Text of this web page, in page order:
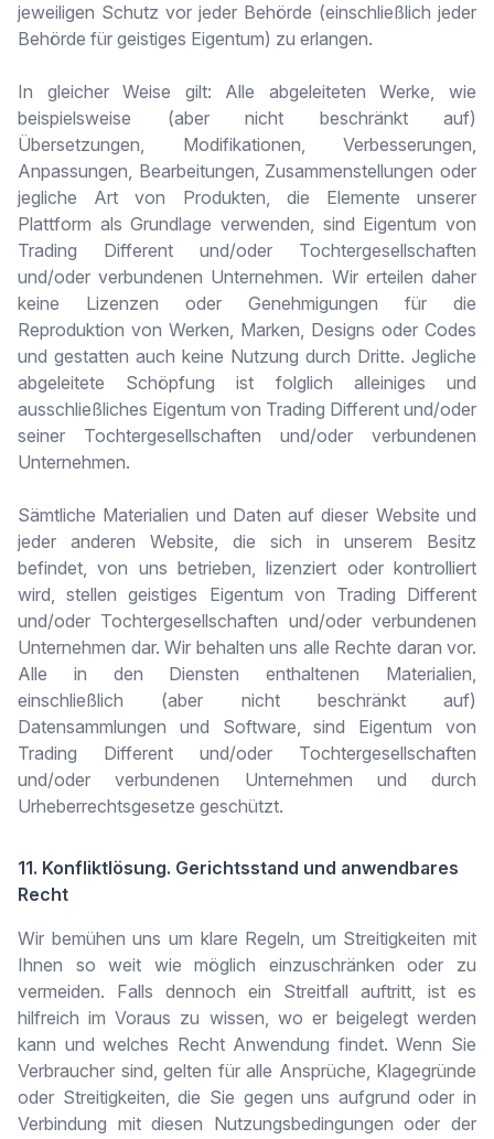
jeweiligen Schutz vor jeder Behörde (einschließlich jeder
Behörde für geistiges Eigentum) zu erlangen.
In gleicher Weise gilt: Alle abgeleiteten Werke, wie
beispielsweise (aber nicht beschränkt auf)
Übersetzungen, Modifikationen, Verbesserungen,
Anpassungen, Bearbeitungen, Zusammenstellungen oder
jegliche Art von Produkten, die Elemente unserer
Plattform als Grundlage verwenden, sind Eigentum von
Trading Different und/oder Tochtergesellschaften
und/oder verbundenen Unternehmen. Wir erteilen daher
keine Lizenzen oder Genehmigungen für die
Reproduktion von Werken, Marken, Designs oder Codes
und gestatten auch keine Nutzung durch Dritte. Jegliche
abgeleitete Schöpfung ist folglich alleiniges und
ausschließliches Eigentum von Trading Different und/oder
seiner Tochtergesellschaften und/oder verbundenen
Unternehmen.
Sämtliche Materialien und Daten auf dieser Website und
jeder anderen Website, die sich in unserem Besitz
befindet, von uns betrieben, lizenziert oder kontrolliert
wird, stellen geistiges Eigentum von Trading Different
und/oder Tochtergesellschaften und/oder verbundenen
Unternehmen dar. Wir behalten uns alle Rechte daran vor.
Alle in den Diensten enthaltenen Materialien,
einschließlich (aber nicht beschränkt auf)
Datensammlungen und Software, sind Eigentum von
Trading Different und/oder Tochtergesellschaften
und/oder verbundenen Unternehmen und durch
Urheberrechtsgesetze geschützt.
11. Konfliktlösung. Gerichtsstand und anwendbares
Recht
Wir bemühen uns um klare Regeln, um Streitigkeiten mit
Ihnen so weit wie möglich einzuschränken oder zu
vermeiden. Falls dennoch ein Streitfall auftritt, ist es
hilfreich im Voraus zu wissen, wo er beigelegt werden
kann und welches Recht Anwendung findet. Wenn Sie
Verbraucher sind, gelten für alle Ansprüche, Klagegründe
oder Streitigkeiten, die Sie gegen uns aufgrund oder in
Verbindung mit diesen Nutzungsbedingungen oder der